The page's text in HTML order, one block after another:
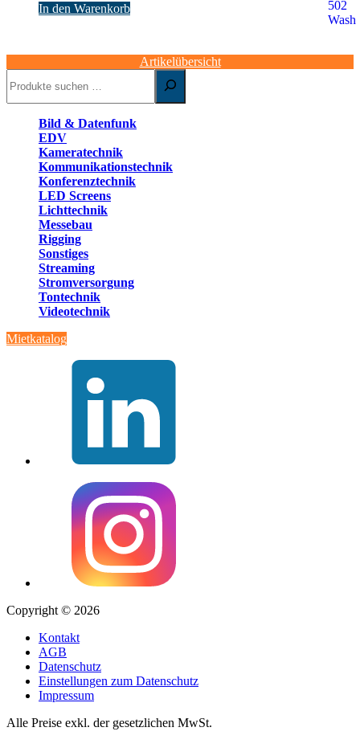
In den Warenkorb
Artikelübersicht
Bild & Datenfunk
EDV
Kameratechnik
Kommunikationstechnik
Konferenztechnik
LED Screens
Lichttechnik
Messebau
Rigging
Sonstiges
Streaming
Stromversorgung
Tontechnik
Videotechnik
Mietkatalog
Copyright © 2026
Kontakt
AGB
Datenschutz
Einstellungen zum Datenschutz
Impressum
Alle Preise exkl. der gesetzlichen MwSt.